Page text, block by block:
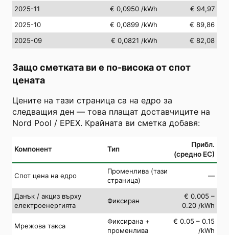
2025-11
€ 0,0950 /kWh
€ 94,97
2025-10
€ 0,0899 /kWh
€ 89,86
2025-09
€ 0,0821 /kWh € 82,08
Защо сметката ви е по-висока от спот
цената
Цените на тази страница са на едро за
следващия ден — това плащат доставчиците на
Nord Pool / EPEX. Крайната ви сметка добавя:
Компонент Тип
Прибл.
(средно ЕС)
Спот цена на едро
Променлива (тази
страница)
—
Данък / акциз върху
електроенергията
Фиксиран
€ 0.005 –
0.20 /kWh
Мрежова такса
Фиксирана +
променлива
€ 0.05 – 0.15
/kWh